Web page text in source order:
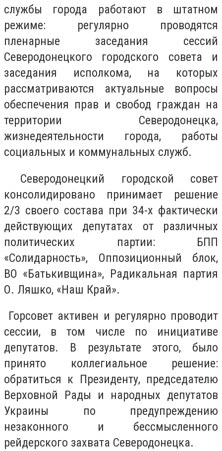
службы города работают в штатном
режиме: регулярно проводятся
пленарные заседания сессий
Северодонецкого городского совета и
заседания исполкома, на которых
рассматриваются актуальные вопросы
обеспечения прав и свобод граждан на
территории Северодонецка,
жизнедеятельности города, работы
социальных и коммунальных служб.
Северодонецкий городской совет
консолидировано принимает решение
2/3 своего состава при 34-х фактически
действующих депутатах от различных
политических партии: БПП
«Солидарность», Оппозиционный блок,
ВО «Батькивщина», Радикальная партия
О. Ляшко, «Наш Край».
Горсовет активен и регулярно проводит
сессии, в том числе по инициативе
депутатов. В результате этого, было
принято коллегиальное решение:
обратиться к Президенту, председателю
Верховной Рады и народных депутатов
Украины по предупреждению
незаконного и бессмысленного
рейдерского захвата Северодонецка.